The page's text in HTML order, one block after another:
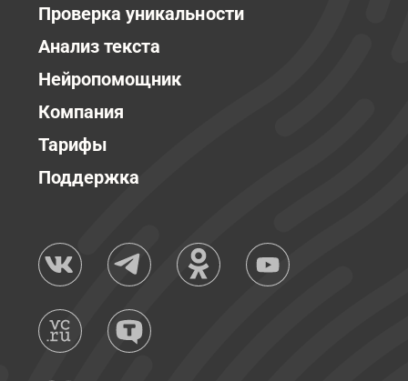
Проверка уникальности
Анализ текста
Нейропомощник
Компания
Тарифы
Поддержка